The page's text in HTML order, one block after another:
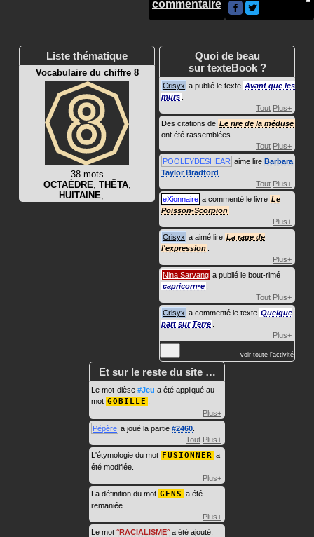
commentaire
Liste thématique
Vocabulaire du chiffre 8
38 mots
OCTAÈDRE THÊTA,
HUITAINE
Quoi de beau
sur texteBook ?
Crisyx a publié le texte Avant que les
murs
Tout Plus+
Des citations de Le rire de la méduse
ont été rassemblées.
Tout Plus+
POOLEYDESHEAR aime lire Barbara
Taylor Bradford
Tout Plus+
eXionnaire a commenté le livre Le
Poisson-Scorpion
Plus+
Crisyx a aimé lire La rage de
l'expression
Plus+
Nina Sarvang a publié le bout-rimé
capricorn·e
Tout Plus+
Crisyx a commenté le texte Quelque
part sur Terre
Plus+
voir toute l'activité
Et sur le reste du site …
Le mot-dièse #Jeu a été appliqué au
mot GOBILLE
Plus+
Pépère a joué la partie #2460
Tout Plus+
L'étymologie du mot FUSIONNER a
été modifiée.
Plus+
La définition du mot GENS a été
remaniée.
Plus+
Le mot RACIALISME a été ajouté.